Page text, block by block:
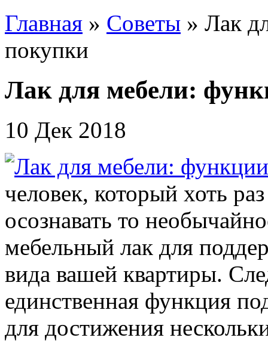
Главная » Советы » Лак
покупки
Лак для мебели:
10 Дек 2018
человек, который хоть
осознавать то
мебельный лак для
вида вашей квартиры.
единственная функция
для достижения